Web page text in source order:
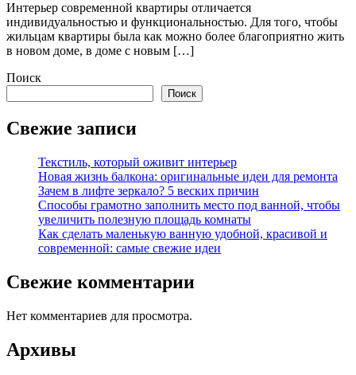
Интерьер современной квартиры отличается
индивидуальностью и функциональностью. Для того, чтобы
жильцам квартиры была как можно более благоприятно жить
в новом доме, в доме с новым […]
Поиск
Поиск
Свежие записи
Текстиль, который оживит интерьер
Новая жизнь балкона: оригинальные идеи для ремонта
Зачем в лифте зеркало? 5 веских причин
Способы грамотно заполнить место под ванной, чтобы
увеличить полезную площадь комнаты
Как сделать маленькую ванную удобной, красивой и
современной: самые свежие идеи
Свежие комментарии
Нет комментариев для просмотра.
Архивы